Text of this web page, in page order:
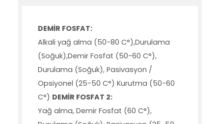
DEMİR FOSFAT:
Alkali yağ alma (50-80 C°),Durulama
(Soğuk),Demir Fosfat (50-60 C°),
Durulama (Soğuk), Pasivasyon /
Opsiyonel (25-50 C°) Kurutma (50-60
C°) DEMİR FOSFAT 2:
Yağ alma, Demir Fosfat (60 C°),